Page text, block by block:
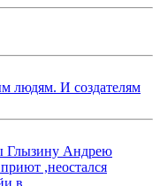
людям. И создателям
Глызину Андрею
,неостался
в